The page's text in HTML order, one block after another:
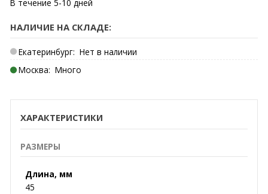
В течение 5-10 дней
НАЛИЧИЕ НА СКЛАДЕ:
Екатеринбург: Нет в наличии
Москва: Много
ХАРАКТЕРИСТИКИ
РАЗМЕРЫ
Длина, мм
45